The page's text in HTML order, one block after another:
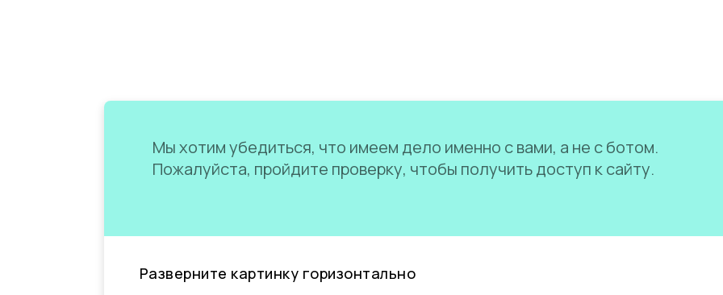
Мы хотим убедиться, что имеем дело именно с вами, а не с ботом.
Пожалуйста, пройдите проверку, чтобы получить доступ к сайту.
Разверните картинку горизонтально